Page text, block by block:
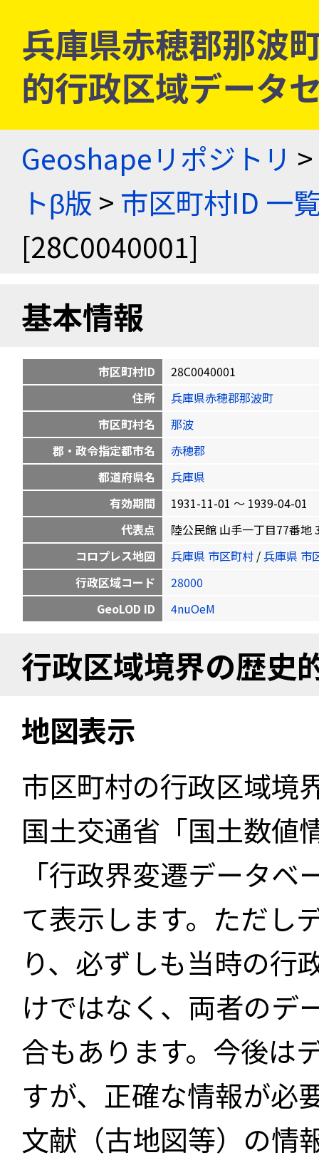
兵庫県赤穂郡那波
的行政区域データ
Geoshapeリポジトリ >
トβ版 > 市区町村ID 一
[28C0040001]
基本情報
市区町村ID
28C0040001
住所
兵庫県赤穂郡那波町
市区町村名
那波
郡・政令指定都市名
赤穂郡
都道府県名
兵庫県
有効期間
1931-11-01 〜 1939-04-01
代表点
陸公民館 山手一丁目77番地
コロプレス地図
兵庫県 市区町村 /兵庫県 市
行政区域コード
28000
GeoLOD ID
4nuOeM
行政区域境界の歴史
地図表示
市区町村の行政区域境
国土交通省「国土数値
「行政界変遷データ
て表示します。ただし
り、必ずしも当時の行
けではなく、両者のデ
合もあります。今後は
すが、正確な情報が必
文献（古地図等）の情